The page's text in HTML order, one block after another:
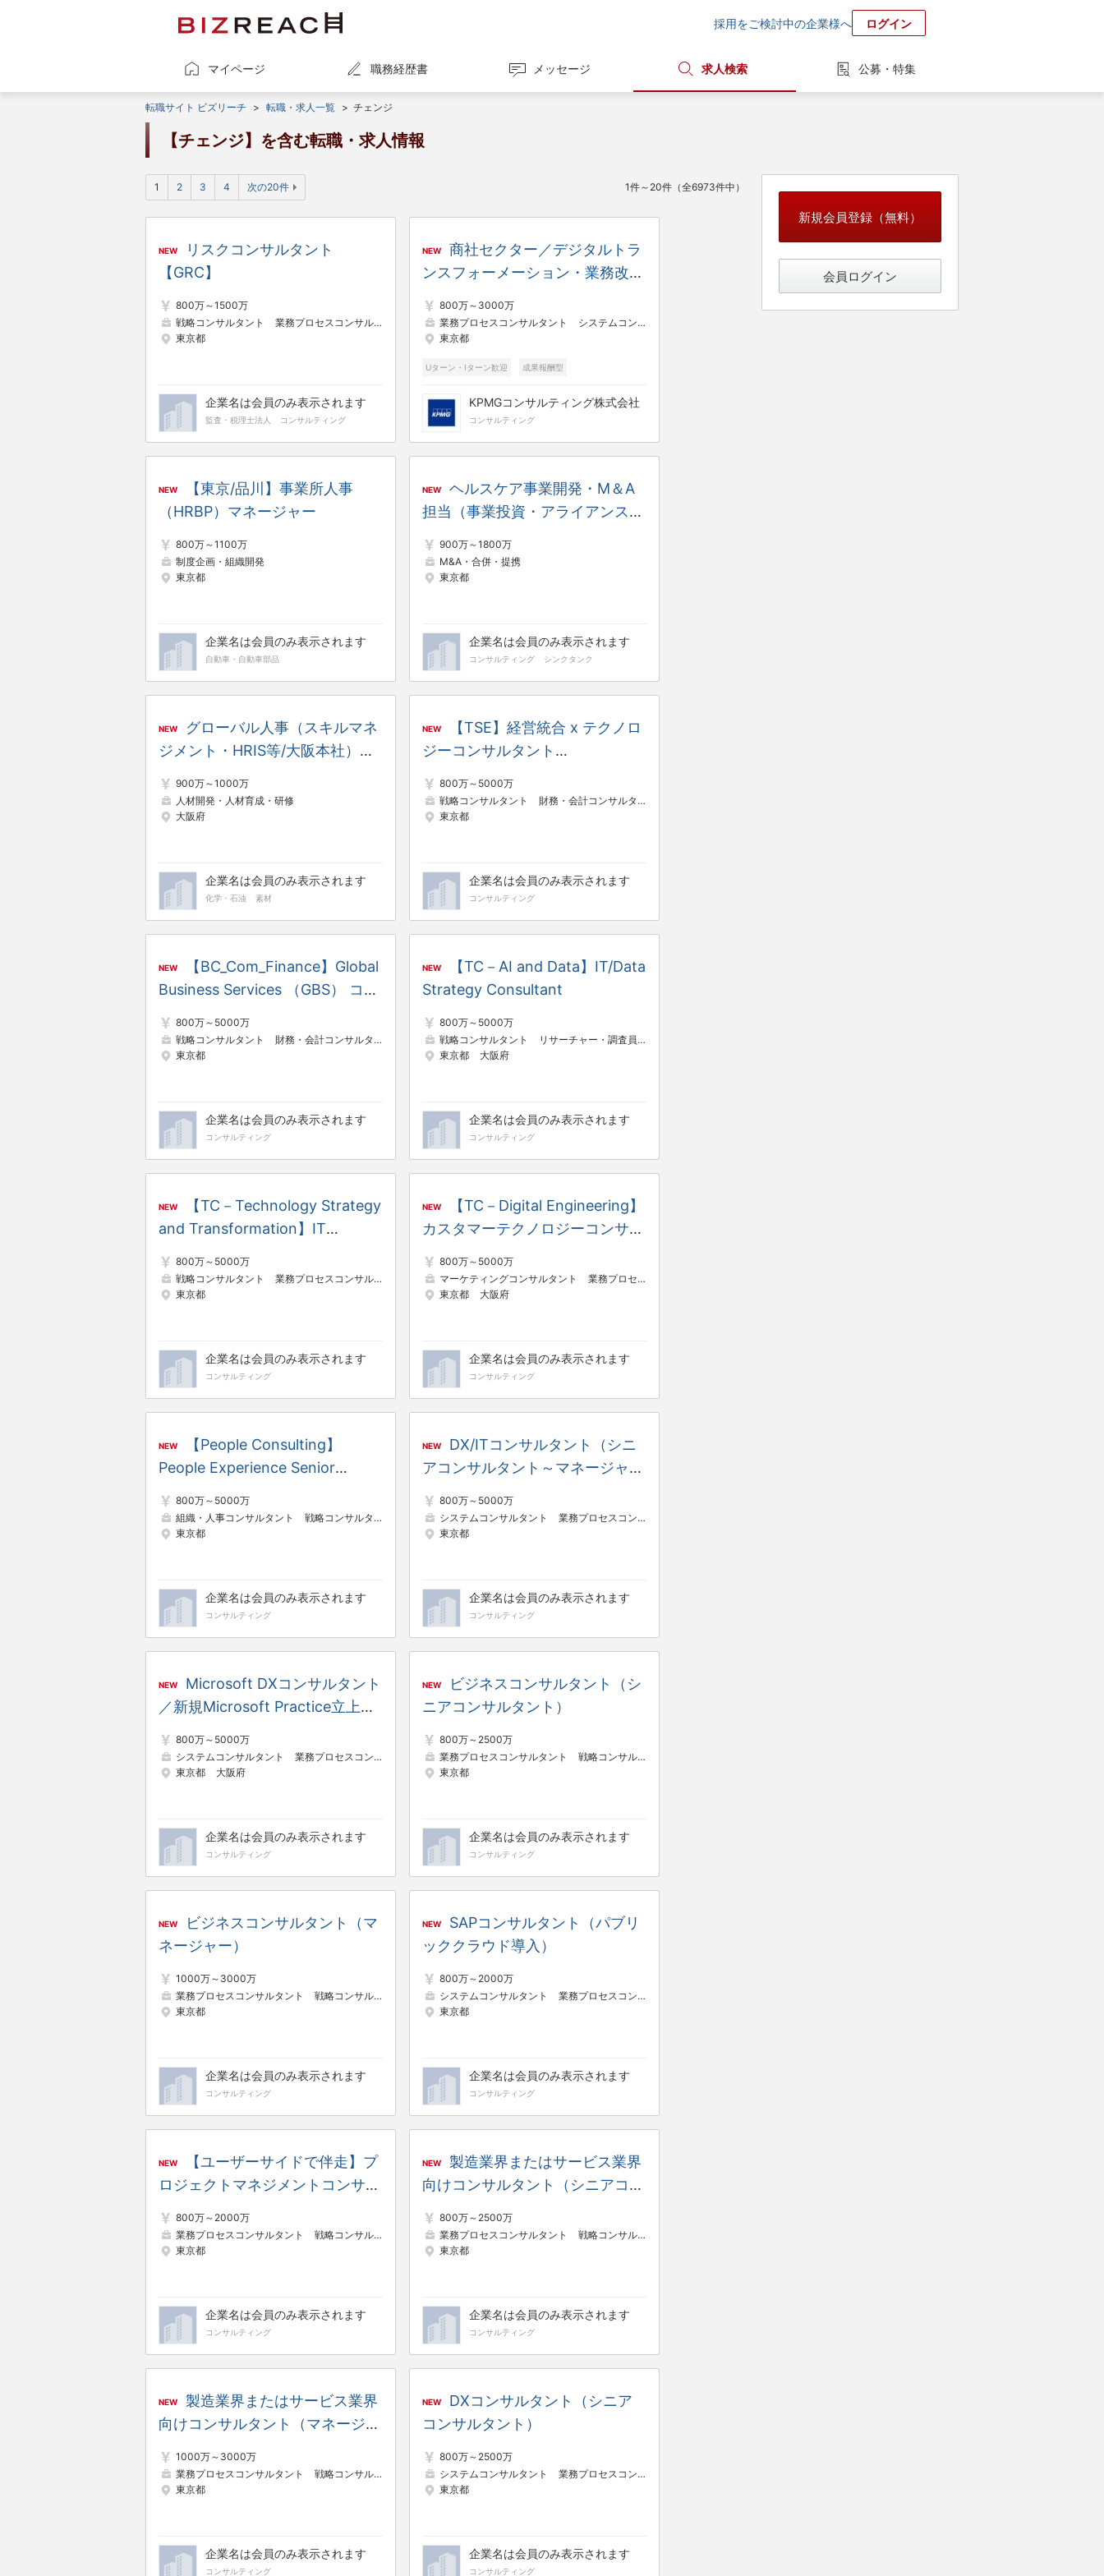
採用をご検討中の企業様へ ログイン
マイページ 職務経歴書 メッセージ 求人検索 公募・特集
転職サイト ビズリーチ > 転職・求人一覧 > チェンジ
【チェンジ】を含む転職・求人情報
1件～20件（全6973件中）
1 2 3 4 次の20件
NEW
リスクコンサルタント
【GRC】
800万～1500万
戦略コンサルタント
業務プロセスコンサルタント
内部監査・内部統制
東京都
企業名は会員のみ表示されます
監査・税理士法人 コンサルティング
NEW
商社セクター／デジタルトラ
ンスフォーメーション・業務改革
800万～3000万
業務プロセスコンサルタント
システムコンサルタント
東京都
Uターン・Iターン歓迎 成果報酬型
完全土日休み
KPMGコンサルティング株式会社
コンサルティング
NEW
【東京/品川】事業所人事
（HRBP）マネージャー
800万～1100万
制度企画・組織開発
東京都
企業名は会員のみ表示されます
自動車・自動車部品
NEW
ヘルスケア事業開発・M＆A
担当（事業投資・アライアンス推
900万～1800万
M&A・合併・提携
東京都
企業名は会員のみ表示されます
コンサルティング シンクタンク
NEW
グローバル人事（スキルマネ
ジメント・HRIS等/大阪本社））/
900万～1000万
人材開発・人材育成・研修
大阪府
企業名は会員のみ表示されます
化学・石油 素材
NEW
【TSE】経営統合 x テクノロ
ジーコンサルタント
Execution － Technology）
800万～5000万
戦略コンサルタント
財務・会計コンサルタント
東京都
企業名は会員のみ表示されます
コンサルティング
NEW
【BC_Com_Finance】Global
Business Services （GBS） コン
800万～5000万
戦略コンサルタント
財務・会計コンサルタント
システムコンサルタント
東京都
企業名は会員のみ表示されます
コンサルティング
NEW
【TC－AI and Data】IT/Data
Strategy Consultant
800万～5000万
戦略コンサルタント
リサーチャー・調査員
東京都
大阪府
企業名は会員のみ表示されます
コンサルティング
NEW
【TC－Technology Strategy
and Transformation】IT
（Business Oriented IT
Service）
800万～5000万
戦略コンサルタント
業務プロセスコンサルタント
システムコンサルタント
東京都
企業名は会員のみ表示されます
コンサルティング
NEW
【TC－Digital Engineering】
カスタマーテクノロジーコンサル
800万～5000万
マーケティングコンサルタント
業務プロセスコンサルタント
東京都
大阪府
企業名は会員のみ表示されます
コンサルティング
NEW
【People Consulting】
People Experience Senior
Manager and Director
800万～5000万
組織・人事コンサルタント
戦略コンサルタント
システムコンサルタント
東京都
企業名は会員のみ表示されます
コンサルティング
NEW
DX/ITコンサルタント（シニ
アコンサルタント～マネージャー
800万～5000万
システムコンサルタント
業務プロセスコンサルタント
東京都
企業名は会員のみ表示されます
コンサルティング
NEW
Microsoft DXコンサルタント
／新規Microsoft Practice立上げ
800万～5000万
システムコンサルタント
業務プロセスコンサルタント
東京都
大阪府
企業名は会員のみ表示されます
コンサルティング
NEW
ビジネスコンサルタント（シ
ニアコンサルタント）
800万～2500万
業務プロセスコンサルタント
戦略コンサルタント
東京都
企業名は会員のみ表示されます
コンサルティング
NEW
ビジネスコンサルタント（マ
ネージャー）
1000万～3000万
業務プロセスコンサルタント
戦略コンサルタント
システムコンサルタント
東京都
企業名は会員のみ表示されます
コンサルティング
NEW
SAPコンサルタント（パブリ
ッククラウド導入）
800万～2000万
システムコンサルタント
業務プロセスコンサルタント
東京都
企業名は会員のみ表示されます
コンサルティング
NEW
【ユーザーサイドで伴走】プ
ロジェクトマネジメントコンサル
800万～2000万
業務プロセスコンサルタント
戦略コンサルタント
システムコンサルタント
東京都
企業名は会員のみ表示されます
コンサルティング
NEW
製造業界またはサービス業界
向けコンサルタント（シニアコン
800万～2500万
業務プロセスコンサルタント
戦略コンサルタント
東京都
企業名は会員のみ表示されます
コンサルティング
NEW
製造業界またはサービス業界
向けコンサルタント（マネージャ
1000万～3000万
業務プロセスコンサルタント
戦略コンサルタント
東京都
企業名は会員のみ表示されます
コンサルティング
NEW
DXコンサルタント（シニア
コンサルタント）
800万～2500万
システムコンサルタント
業務プロセスコンサルタント
東京都
企業名は会員のみ表示されます
コンサルティング
新規会員登録（無料）
会員ログイン